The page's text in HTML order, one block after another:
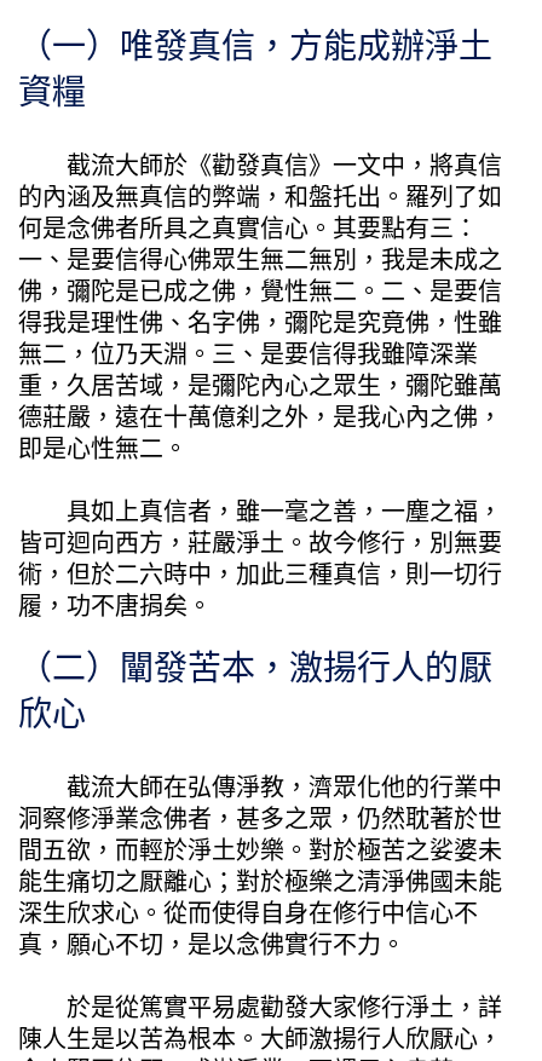
（一）唯發真信，方能成辦淨土
資糧
截流大師於《勸發真信》一文中，將真信
的內涵及無真信的弊端，和盤托出。羅列了如
何是念佛者所具之真實信心。其要點有三：
一、是要信得心佛眾生無二無別，我是未成之
佛，彌陀是已成之佛，覺性無二。二、是要信
得我是理性佛、名字佛，彌陀是究竟佛，性雖
無二，位乃天淵。三、是要信得我雖障深業
重，久居苦域，是彌陀內心之眾生，彌陀雖萬
德莊嚴，遠在十萬億刹之外，是我心內之佛，
即是心性無二。
具如上真信者，雖一毫之善，一塵之福，
皆可迴向西方，莊嚴淨土。故今修行，別無要
術，但於二六時中，加此三種真信，則一切行
履，功不唐捐矣。
（二）闡發苦本，激揚行人的厭
欣心
截流大師在弘傳淨教，濟眾化他的行業中
洞察修淨業念佛者，甚多之眾，仍然耽著於世
間五欲，而輕於淨土妙樂。對於極苦之娑婆未
能生痛切之厭離心；對於極樂之清淨佛國未能
深生欣求心。從而使得自身在修行中信心不
真，願心不切，是以念佛實行不力。
於是從篤實平易處勸發大家修行淨土，詳
陳人生是以苦為根本。大師激揚行人欣厭心，